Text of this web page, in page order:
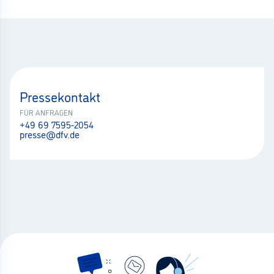
Pressekontakt
FÜR ANFRAGEN
+49 69 7595-2054
presse@dfv.de